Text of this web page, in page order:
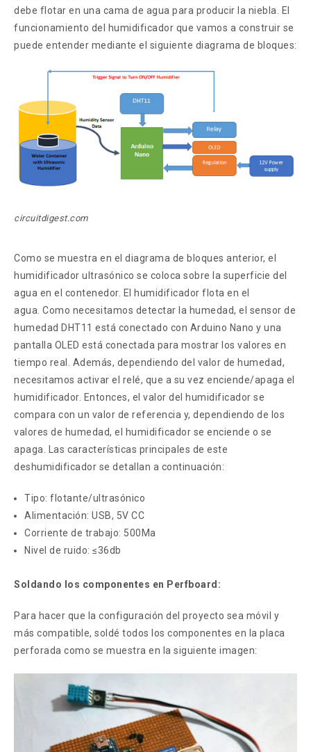
debe flotar en una cama de agua para producir la niebla. El
funcionamiento del humidificador que vamos a construir se
puede entender mediante el siguiente diagrama de bloques:
circuitdigest.com
Como se muestra en el diagrama de bloques anterior, el
humidificador ultrasónico se coloca sobre la superficie del
agua en el contenedor. El humidificador flota en el
agua. Como necesitamos detectar la humedad, el sensor de
humedad DHT11 está conectado con Arduino Nano y una
pantalla OLED está conectada para mostrar los valores en
tiempo real. Además, dependiendo del valor de humedad,
necesitamos activar el relé, que a su vez enciende/apaga el
humidificador. Entonces, el valor del humidificador se
compara con un valor de referencia y, dependiendo de los
valores de humedad, el humidificador se enciende o se
apaga. Las características principales de este
deshumidificador se detallan a continuación:
Tipo: flotante/ultrasónico
Alimentación: USB, 5V CC
Corriente de trabajo: 500Ma
Nivel de ruido: ≤36db
Soldando los componentes en Perfboard:
Para hacer que la configuración del proyecto sea móvil y
más compatible, soldé todos los componentes en la placa
perforada como se muestra en la siguiente imagen: